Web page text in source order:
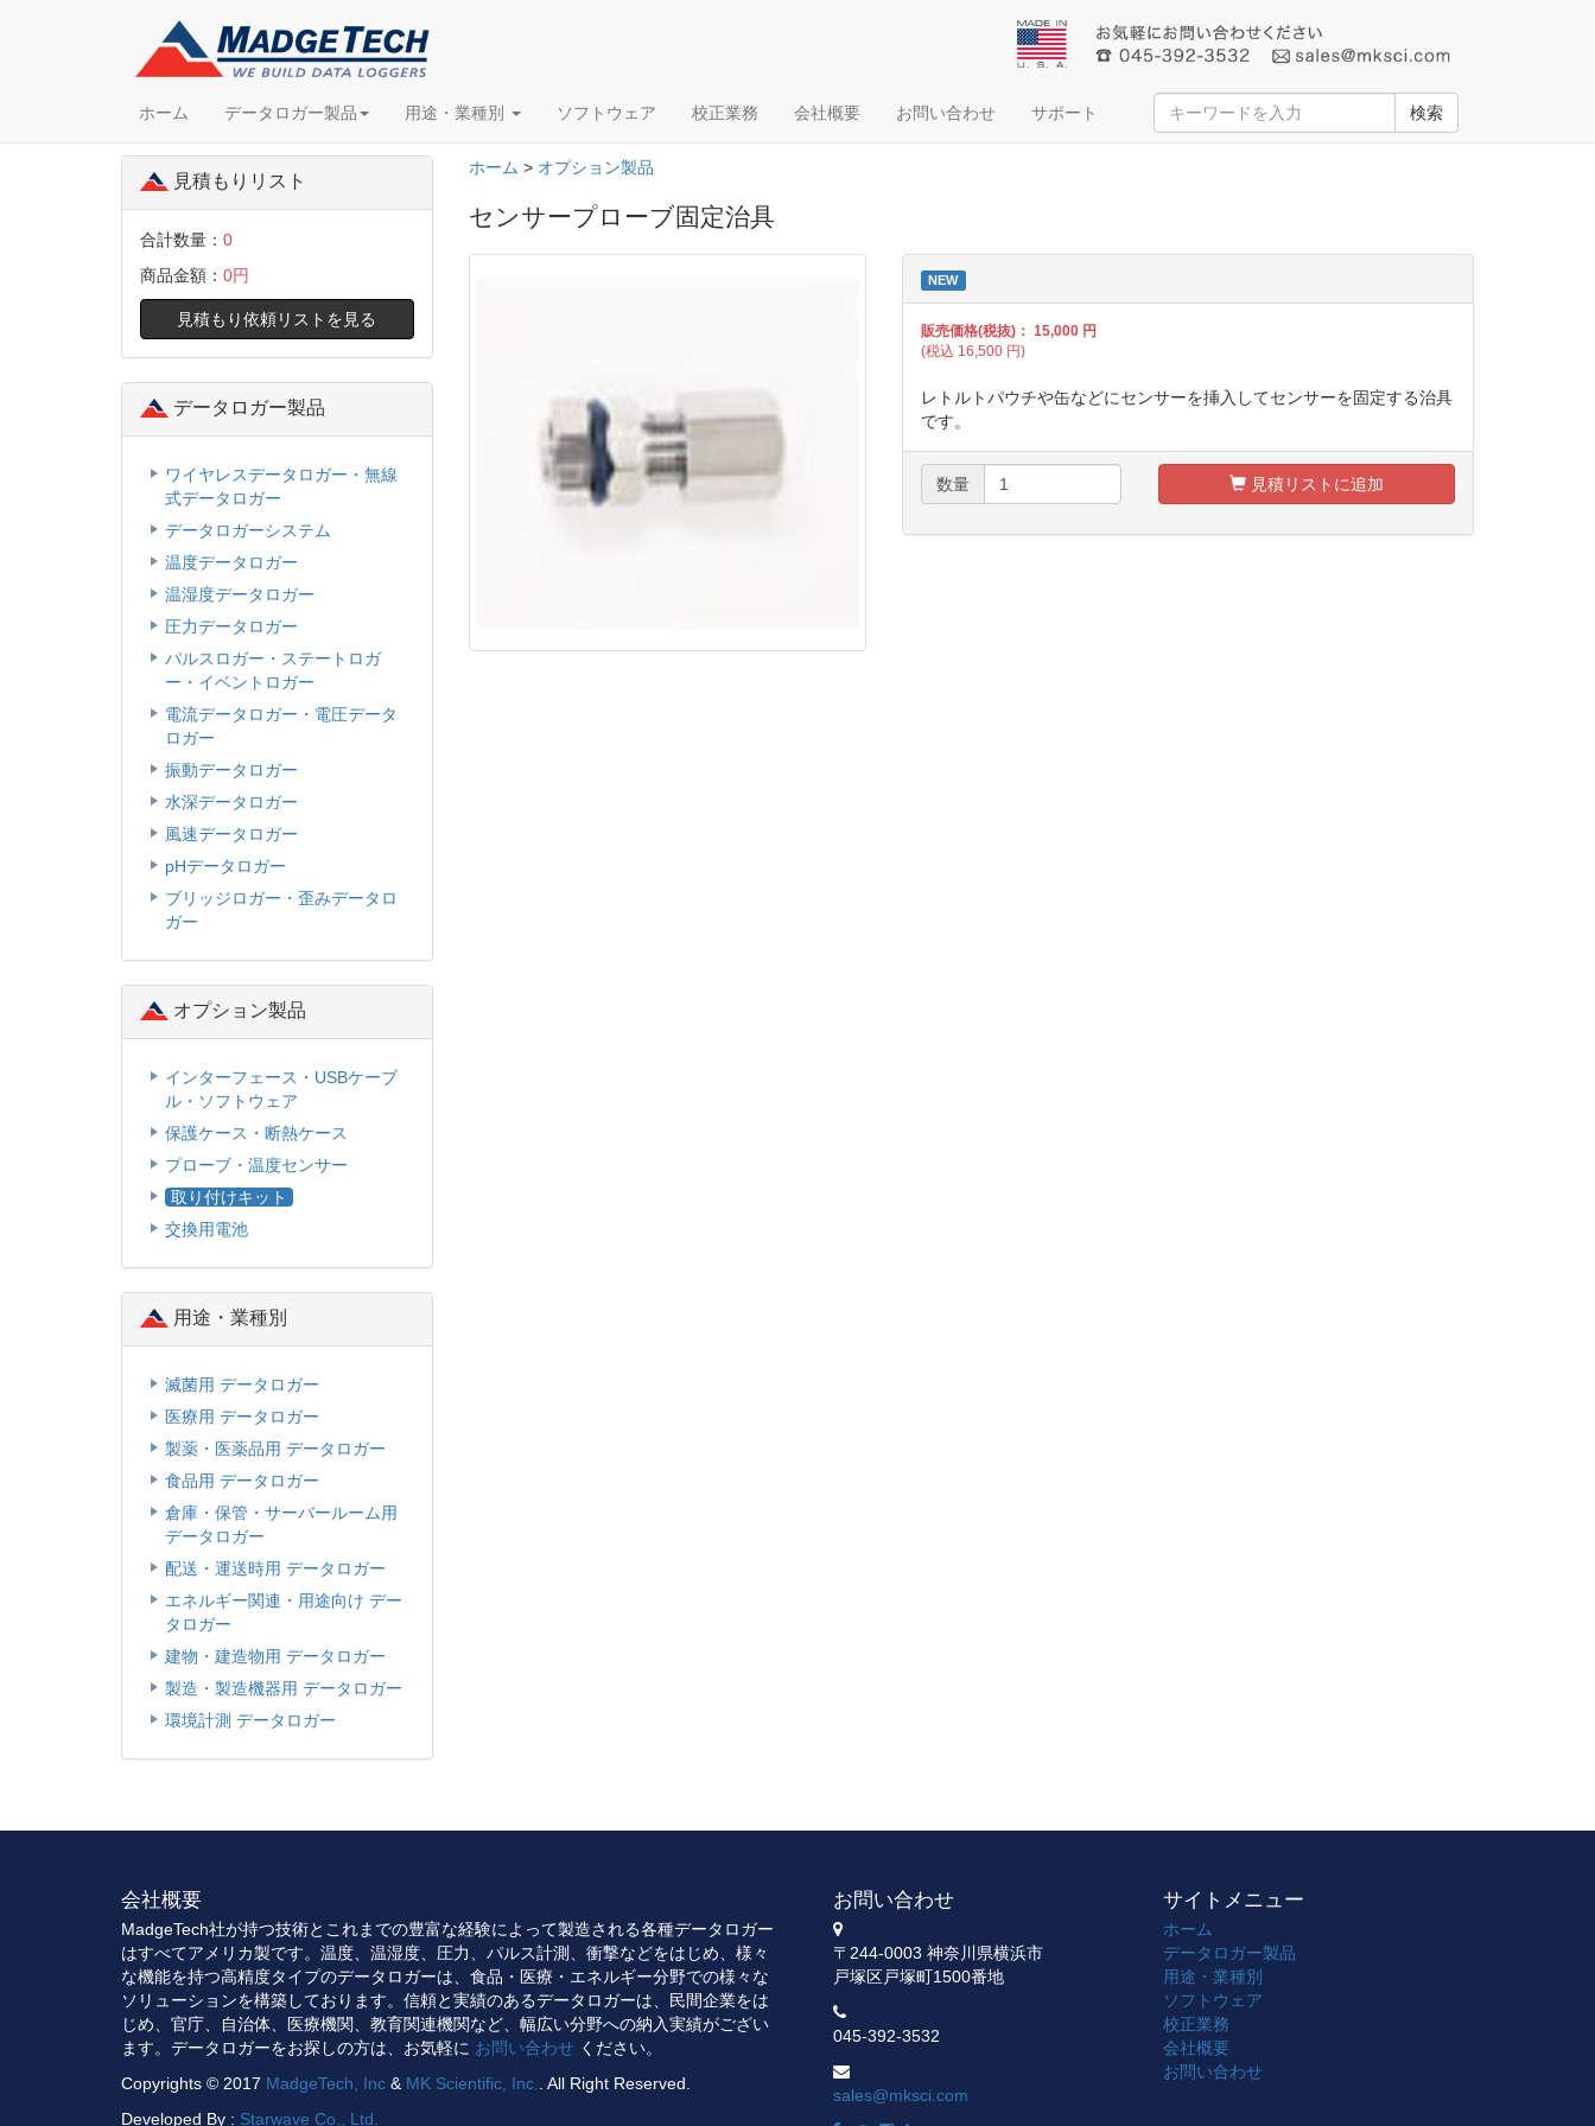
ホーム データロガー製品 用途・業種別 ソフトウェア 校正業務 会社概要 お問い合わせ サポート 検索
ホーム > オプション製品
センサープローブ固定治具
NEW
販売価格(税抜)：15,000 円
(税込 16,500 円)
レトルトパウチや缶などにセンサーを挿入してセンサーを固定する治具
です。
数量 見積リストに追加
見積もりリスト
合計数量： 0
商品金額： 0円
見積もり依頼リストを見る
データロガー製品
ワイヤレスデータロガー・無線
式データロガー
データロガーシステム
温度データロガー
温湿度データロガー
圧力データロガー
パルスロガー・ステートロガ
ー・イベントロガー
電流データロガー・電圧データ
ロガー
振動データロガー
水深データロガー
風速データロガー
pHデータロガー
ブリッジロガー・歪みデータロ
ガー
オプション製品
インターフェース・USBケーブ
ル・ソフトウェア
保護ケース・断熱ケース
プローブ・温度センサー
取り付けキット
交換用電池
用途・業種別
滅菌用 データロガー
医療用 データロガー
製薬・医薬品用 データロガー
食品用 データロガー
倉庫・保管・サーバールーム用
データロガー
配送・運送時用 データロガー
エネルギー関連・用途向け デー
タロガー
建物・建造物用 データロガー
製造・製造機器用 データロガー
環境計測 データロガー
会社概要
MadgeTech社が持つ技術とこれまでの豊富な経験によって製造される各種データロガー
はすべてアメリカ製です。温度、温湿度、圧力、パルス計測、衝撃などをはじめ、様々
な機能を持つ高精度タイプのデータロガーは、食品・医療・エネルギー分野での様々な
ソリューションを構築しております。信頼と実績のあるデータロガーは、民間企業をは
じめ、官庁、自治体、医療機関、教育関連機関など、幅広い分野への納入実績がござい
ます。データロガーをお探しの方は、お気軽に お問い合わせ ください。
Copyrights © 2017 MadgeTech, Inc & MK Scientific, Inc.
. All Right Reserved.
Developed By : Starwave Co., Ltd.
お問い合わせ
〒244-0003 神奈川県横浜市
戸塚区戸塚町1500番地
045-392-3532
sales@mksci.com
サイトメニュー
ホーム
データロガー製品
用途・業種別
ソフトウェア
校正業務
会社概要
お問い合わせ